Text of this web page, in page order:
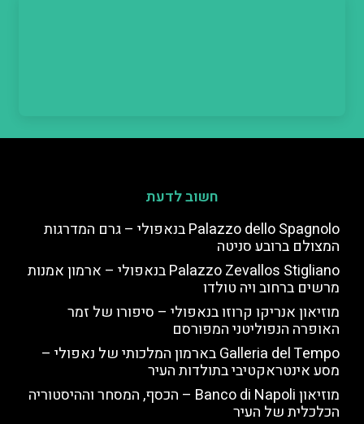
חשוב לדעת
Palazzo dello Spagnolo בנאפולי – גרם המדרגות
המצולם ברובע סניטה
Palazzo Zevallos Stigliano בנאפולי – ארמון אמנות
מרשים ברחוב ויה טולדו
מוזיאון אנריקו קרוזו בנאפולי – סיפורו של זמר
האופרה הנפוליטני המפורסם
Galleria del Tempo בארמון המלכותי של נאפולי –
מסע אינטראקטיבי בתולדות העיר
מוזיאון Banco di Napoli – הכסף, המסחר וההיסטוריה
הכלכלית של העיר